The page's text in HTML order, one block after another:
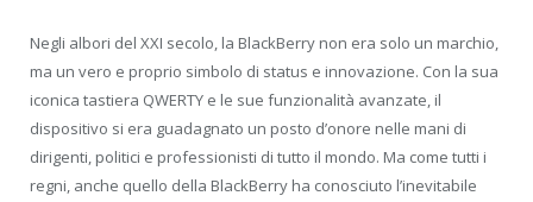
Negli albori del XXI secolo, la BlackBerry non era solo un marchio,
ma un vero e proprio simbolo di status e innovazione. Con la sua
iconica tastiera QWERTY e le sue funzionalità avanzate, il
dispositivo si era guadagnato un posto d’onore nelle mani di
dirigenti, politici e professionisti di tutto il mondo. Ma come tutti i
regni, anche quello della BlackBerry ha conosciuto l’inevitabile